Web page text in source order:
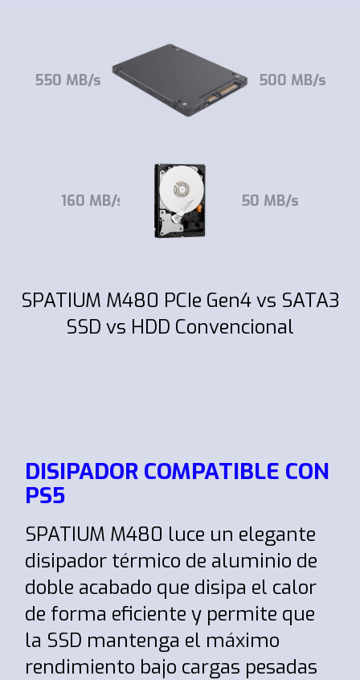
550 MB/s 500 MB/s
160 MB/s 150 MB/s
SPATIUM M480 PCIe Gen4 vs SATA3
SSD vs HDD Convencional
DISIPADOR COMPATIBLE CON
PS5
SPATIUM M480 luce un elegante
disipador térmico de aluminio de
doble acabado que disipa el calor
de forma eficiente y permite que
la SSD mantenga el máximo
rendimiento bajo cargas pesadas